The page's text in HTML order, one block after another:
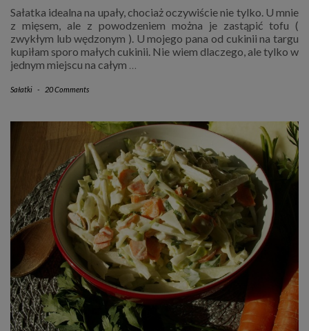
Sałatka idealna na upały, chociaż oczywiście nie tylko. U mnie
z mięsem, ale z powodzeniem można je zastąpić tofu (
zwykłym lub wędzonym ). U mojego pana od cukinii na targu
kupiłam sporo małych cukinii. Nie wiem dlaczego, ale tylko w
jednym miejscu na całym …
Sałatki - 20 Comments